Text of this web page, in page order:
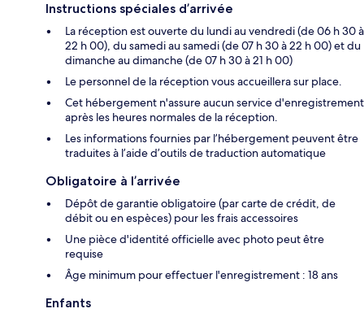
Instructions spéciales d’arrivée
La réception est ouverte du lundi au vendredi (de 06 h 30 à
22 h 00), du samedi au samedi (de 07 h 30 à 22 h 00) et du
dimanche au dimanche (de 07 h 30 à 21 h 00)
Le personnel de la réception vous accueillera sur place.
Cet hébergement n'assure aucun service d'enregistrement
après les heures normales de la réception.
Les informations fournies par l’hébergement peuvent être
traduites à l’aide d’outils de traduction automatique
Obligatoire à l’arrivée
Dépôt de garantie obligatoire (par carte de crédit, de
débit ou en espèces) pour les frais accessoires
Une pièce d'identité officielle avec photo peut être
requise
Âge minimum pour effectuer l'enregistrement : 18 ans
Enfants